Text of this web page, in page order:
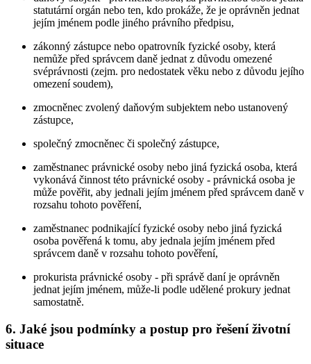
statutární orgán nebo ten, kdo prokáže, že je oprávněn jednat
jejím jménem podle jiného právního předpisu,
zákonný zástupce nebo opatrovník fyzické osoby, která
nemůže před správcem daně jednat z důvodu omezené
svéprávnosti (zejm. pro nedostatek věku nebo z důvodu jejího
omezení soudem),
zmocněnec zvolený daňovým subjektem nebo ustanovený
zástupce,
společný zmocněnec či společný zástupce,
zaměstnanec právnické osoby nebo jiná fyzická osoba, která
vykonává činnost této právnické osoby - právnická osoba je
může pověřit, aby jednali jejím jménem před správcem daně v
rozsahu tohoto pověření,
zaměstnanec podnikající fyzické osoby nebo jiná fyzická
osoba pověřená k tomu, aby jednala jejím jménem před
správcem daně v rozsahu tohoto pověření,
prokurista právnické osoby - při správě daní je oprávněn
jednat jejím jménem, může-li podle udělené prokury jednat
samostatně.
6. Jaké jsou podmínky a postup pro řešení životní
situace